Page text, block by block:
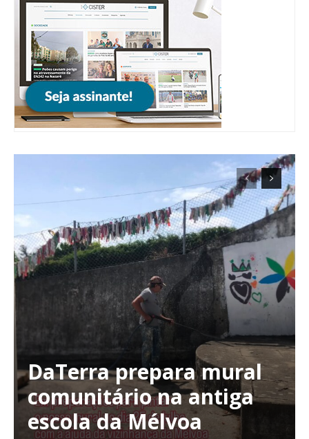
Planos de Assinatura
Faça-se assinante do Região de Cister e ajude-nos a manter este serviço
público!
DaTerra prepara mural
comunitário na antiga
escola da Mélvoa